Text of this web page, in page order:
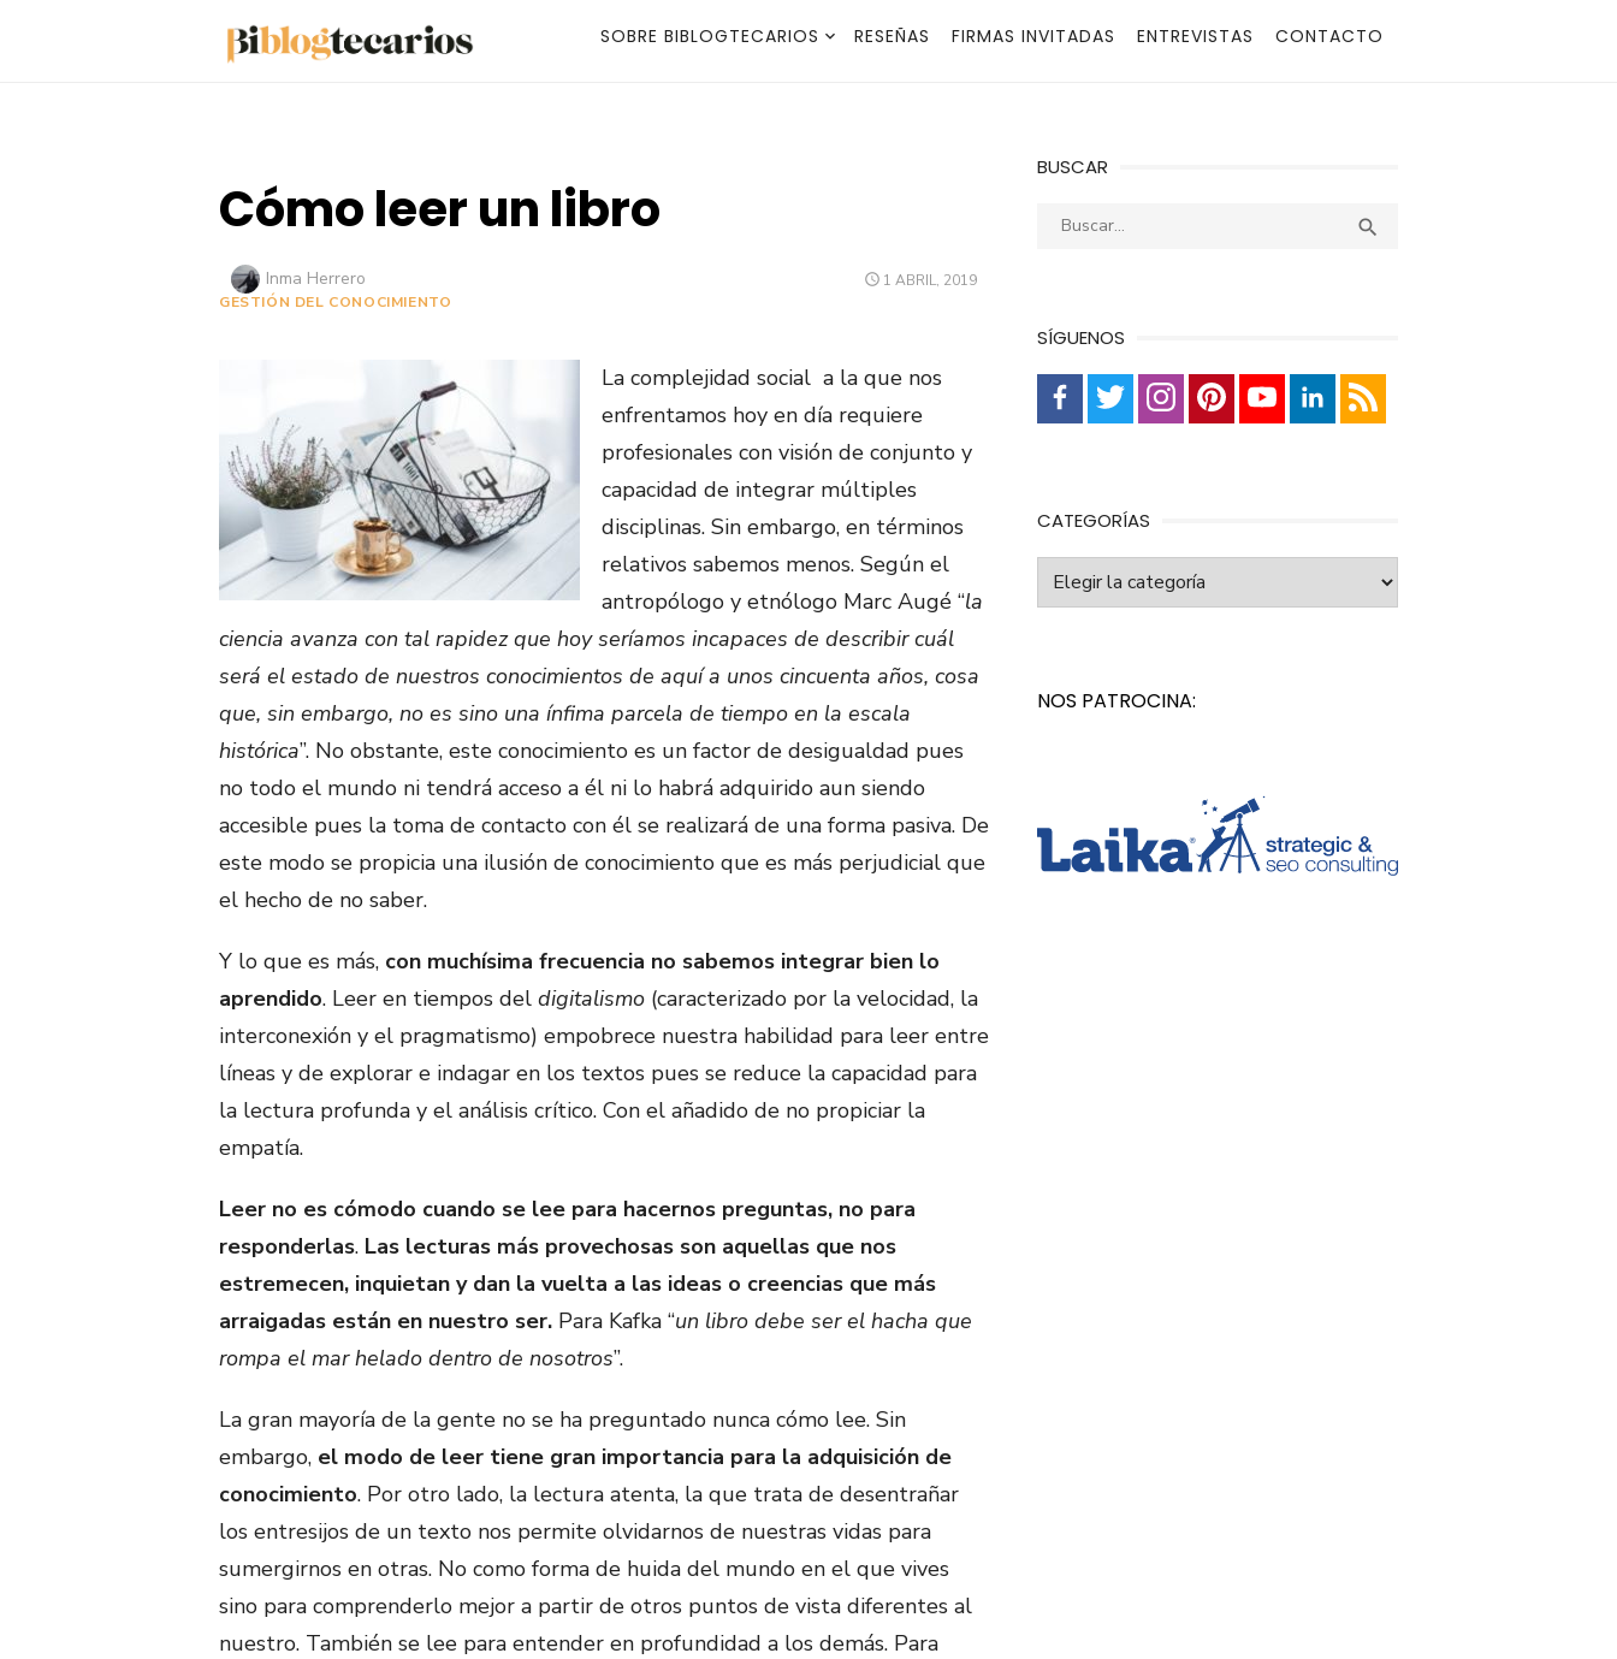
SOBRE BIBLOGTECARIOS RESEÑAS FIRMAS INVITADAS ENTREVISTAS CONTACTO
Cómo leer un libro
PUBLICADO
1 ABRIL, 2019
Autor
Inma Herrero
GESTIÓN DEL CONOCIMIENTO
La complejidad social a la que nos
enfrentamos hoy en día requiere
profesionales con visión de conjunto y
capacidad de integrar múltiples
disciplinas. Sin embargo, en términos
relativos sabemos menos. Según el
antropólogo y etnólogo Marc Augé “la
ciencia avanza con tal rapidez que hoy seríamos incapaces de describir cuál
será el estado de nuestros conocimientos de aquí a unos cincuenta años, cosa
que, sin embargo, no es sino una ínfima parcela de tiempo en la escala
histórica”. No obstante, este conocimiento es un factor de desigualdad pues
no todo el mundo ni tendrá acceso a él ni lo habrá adquirido aun siendo
accesible pues la toma de contacto con él se realizará de una forma pasiva. De
este modo se propicia una ilusión de conocimiento que es más perjudicial que
el hecho de no saber.
Y lo que es más, con muchísima frecuencia no sabemos integrar bien lo
aprendido. Leer en tiempos del digitalismo (caracterizado por la velocidad, la
interconexión y el pragmatismo) empobrece nuestra habilidad para leer entre
líneas y de explorar e indagar en los textos pues se reduce la capacidad para
la lectura profunda y el análisis crítico. Con el añadido de no propiciar la
empatía.
Leer no es cómodo cuando se lee para hacernos preguntas, no para
responderlas. Las lecturas más provechosas son aquellas que nos
estremecen, inquietan y dan la vuelta a las ideas o creencias que más
arraigadas están en nuestro ser. Para Kafka “un libro debe ser el hacha que
rompa el mar helado dentro de nosotros”.
La gran mayoría de la gente no se ha preguntado nunca cómo lee. Sin
embargo, el modo de leer tiene gran importancia para la adquisición de
conocimiento. Por otro lado, la lectura atenta, la que trata de desentrañar
los entresijos de un texto nos permite olvidarnos de nuestras vidas para
sumergirnos en otras. No como forma de huida del mundo en el que vives
sino para comprenderlo mejor a partir de otros puntos de vista diferentes al
nuestro. También se lee para entender en profundidad a los demás. Para
BUSCAR
Buscar: 
SÍGUENOS
CATEGORÍAS
NOS PATROCINA: